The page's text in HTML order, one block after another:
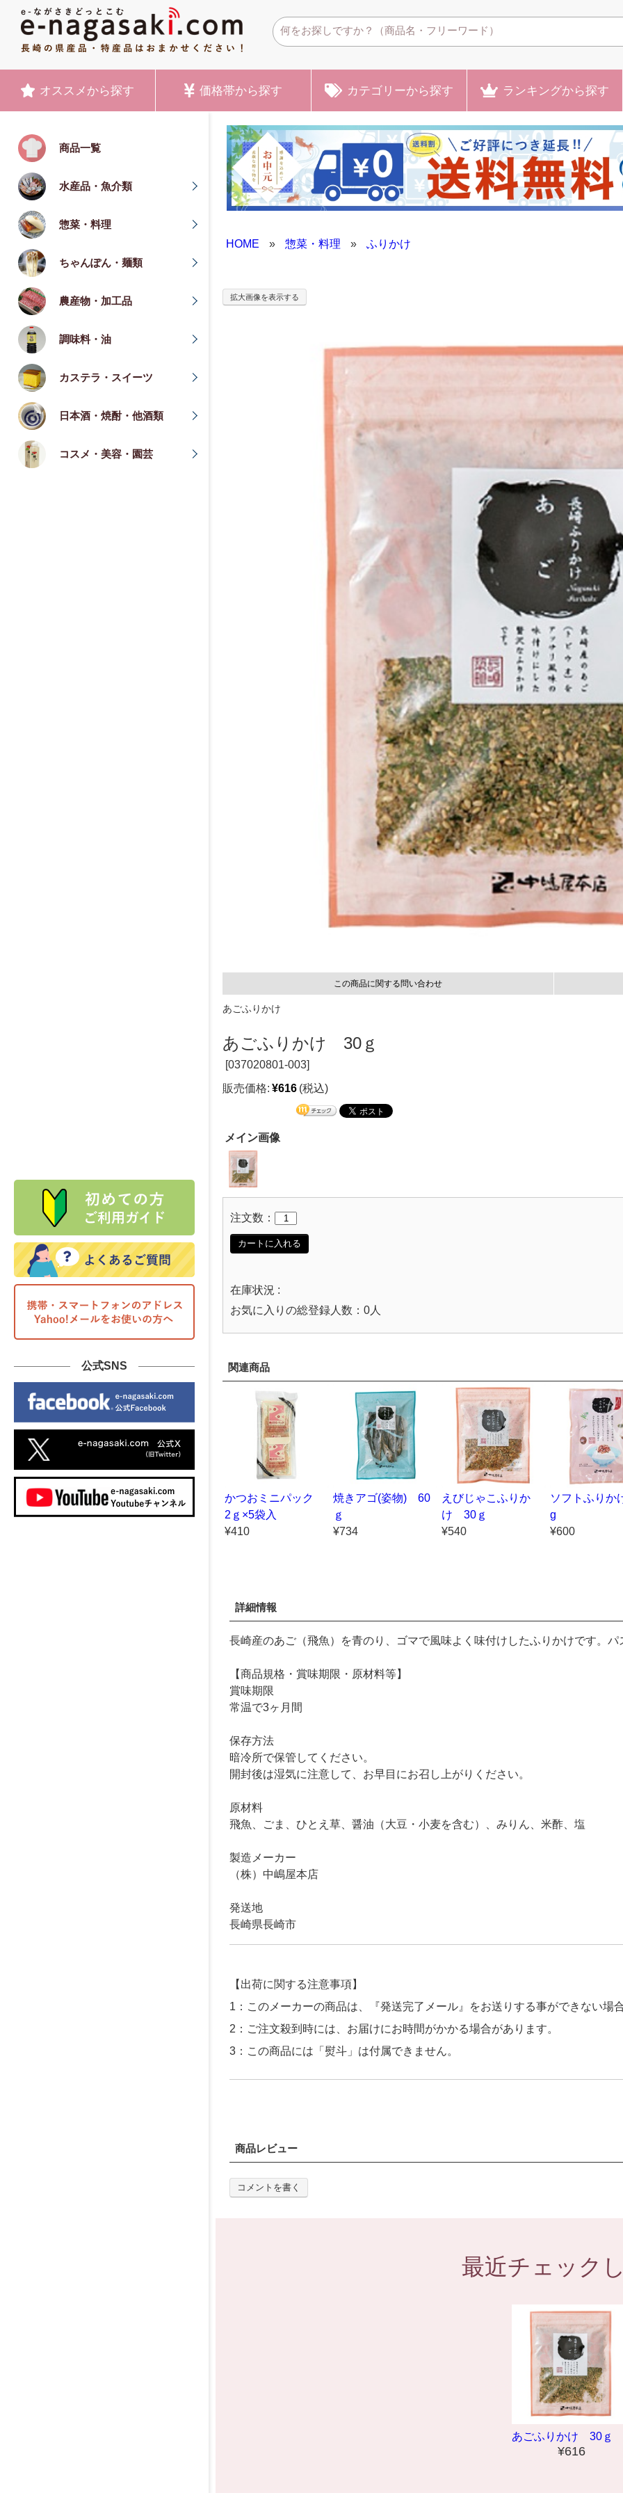
オススメ から探す 価格帯から探す カテゴリーから探す ランキングから探す
商品一覧
水産品・魚介類
惣菜・料理
ちゃんぽん・麺類
農産物・加工品
調味料・油
カステラ・スイーツ
日本酒・焼酎・他酒類
コスメ・美容・園芸
公式SNS
HOME » 惣菜・料理 » ふりかけ
拡大画像を表示する
この商品に関する問い合わせ
あごふりかけ
あごふりかけ 30ｇ
[037020801-003]
販売価格: ¥616 (税込)
メイン画像
注文数：
カートに入れる
在庫状況 :
お気に入りの総登録人数：0人
関連商品
かつおミニパック
2ｇ×5袋入
¥410
焼きアゴ(姿物) 60
ｇ
¥734
えびじゃこふりか
け 30ｇ
¥540
ソフトふり
g
¥600
詳細情報
長崎産のあご（飛魚）を青のり、ゴマで風味よく味付けしたふりかけです。
【商品規格・賞味期限・原材料等】
賞味期限
常温で3ヶ月間
保存方法
暗冷所で保管してください。
開封後は湿気に注意して、お早目にお召し上がりください。
原材料
飛魚、ごま、ひとえ草、醤油（大豆・小麦を含む）、みりん、米酢、塩
製造メーカー
（株）中嶋屋本店
発送地
長崎県長崎市
【出荷に関する注意事項】
1：このメーカーの商品は、『発送完了メール』をお送りする事ができない場
2：ご注文殺到時には、お届けにお時間がかかる場合があります。
3：この商品には「熨斗」は付属できません。
商品レビュー
コメントを書く
最近チェック
あごふりかけ 30ｇ
¥616